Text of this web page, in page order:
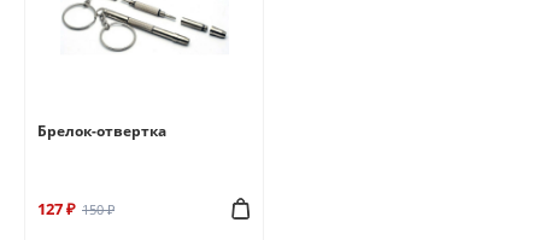
Брелок-отвертка
127 ₽ 150 ₽